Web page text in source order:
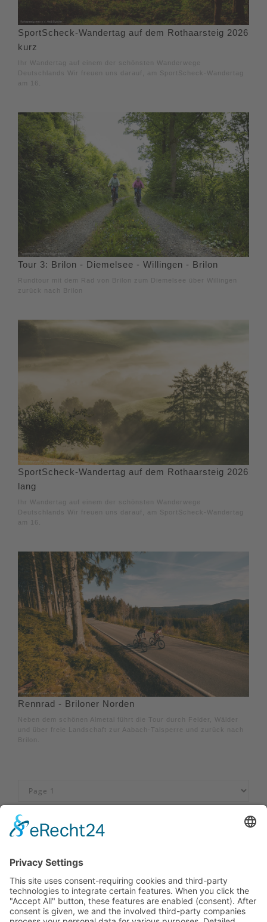
SportScheck-Wandertag auf dem Rothaarsteig 2026
kurz
Ihr Wandertag auf einem der schönsten Wanderwege
Deutschlands Wir freuen uns darauf, am SportScheck-Wandertag
am 16.
Tour 3: Brilon - Diemelsee - Willingen - Brilon
Rundtour mit dem Rad von Brilon zum Diemelsee über Willingen
zurück nach Brilon
SportScheck-Wandertag auf dem Rothaarsteig 2026
lang
Ihr Wandertag auf einem der schönsten Wanderwege
Deutschlands Wir freuen uns darauf, am SportScheck-Wandertag
am 16.
Rennrad - Briloner Norden
Neben dem schönen Almetal führt die Tour durch Felder, Wälder
und über freie Landschaft zur Aabach-Talsperre und zurück nach
Brilon.